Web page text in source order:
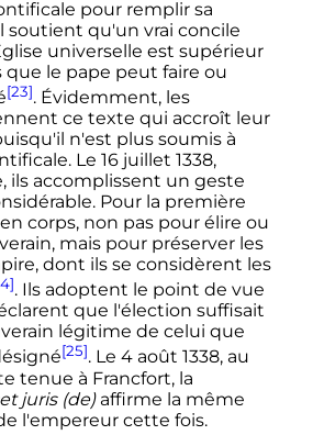
pour remplir sa
soutient qu'un vrai concile
universelle est supérieur
que le pape peut faire ou
[23]. Évidemment, les
ce texte qui accroît leur
n'est plus soumis à
Le 16 juillet 1338,
ils accomplissent un geste
Pour la première
corps, non pas pour élire ou
mais pour préserver les
dont ils se considèrent les
. Ils adoptent le point de vue
que l'élection suffisait
légitime de celui que
[25]. Le 4 août 1338, au
tenue à Francfort, la
juris (de)affirme la même
l'empereur cette fois.